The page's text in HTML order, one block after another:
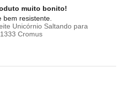
muito bonito!
bem resistente.
Unicórnio Saltando para
Cromus